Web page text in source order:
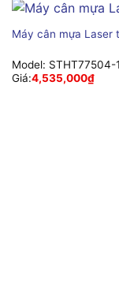
Máy cân mựa Laser
Model: STHT77504-1
Giá:4,535,000₫